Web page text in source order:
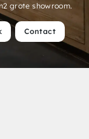
grote showroom.
Contact